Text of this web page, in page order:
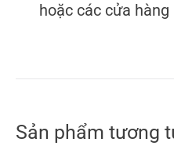
hoặc các cửa
Sản phẩm tương